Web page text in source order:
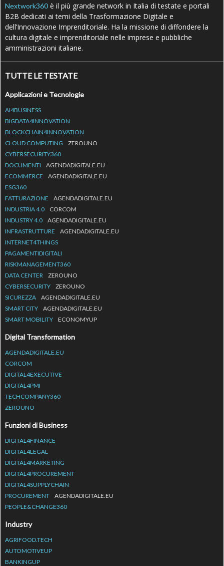
Nextwork360 è il più grande network in Italia di testate e portali
B2B dedicati ai temi della Trasformazione Digitale e
dell’Innovazione Imprenditoriale. Ha la missione di diffondere la
cultura digitale e imprenditoriale nelle imprese e pubbliche
amministrazioni italiane.
TUTTE LE TESTATE
Applicazioni e Tecnologie
AI4BUSINESS
BIGDATA4INNOVATION
BLOCKCHAIN4INNOVATION
CLOUD COMPUTING
ZEROUNO
CYBERSECURITY360
DOCUMENTI
AGENDADIGITALE.EU
ECOMMERCE
AGENDADIGITALE.EU
ESG360
FATTURAZIONE
AGENDADIGITALE.EU
INDUSTRIA 4.0
CORCOM
INDUSTRY 4.0
AGENDADIGITALE.EU
INFRASTRUTTURE
AGENDADIGITALE.EU
INTERNET4THINGS
PAGAMENTIDIGITALI
RISKMANAGEMENT360
DATA CENTER
ZEROUNO
CYBERSECURITY
ZEROUNO
SICUREZZA
AGENDADIGITALE.EU
SMART CITY
AGENDADIGITALE.EU
SMART MOBILITY
ECONOMYUP
Digital Transformation
AGENDADIGITALE.EU
CORCOM
DIGITAL4EXECUTIVE
DIGITAL4PMI
TECHCOMPANY360
ZEROUNO
Funzioni di Business
DIGITAL4FINANCE
DIGITAL4LEGAL
DIGITAL4MARKETING
DIGITAL4PROCUREMENT
DIGITAL4SUPPLYCHAIN
PROCUREMENT
AGENDADIGITALE.EU
PEOPLE&CHANGE360
Industry
AGRIFOOD.TECH
AUTOMOTIVEUP
BANKINGUP